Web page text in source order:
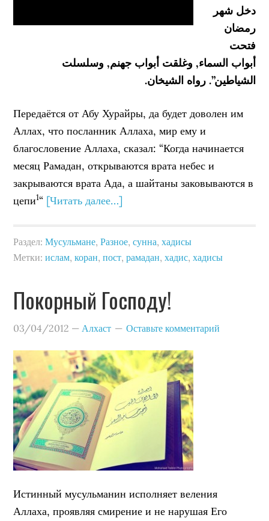
دخل شهر
رمضان
فتحت
أبواب السماء, وغلقت أبواب جهنم, وسلسلت
الشياطين”. رواه الشيخان.
Передаётся от Абу Хурайры, да будет доволен им
Аллах, что посланник Аллаха, мир ему и
благословение Аллаха, сказал: “Когда начинается
месяц Рамадан, открываются врата небес и
закрываются врата Ада, а шайтаны заковываются в
цепи1“ [Читать далее…]
Раздел:Мусульмане,Разное,сунна,хадисы
Метки:ислам,коран,пост,рамадан,хадис,хадисы
Покорный Господу!
03/04/2012 —Алхаст Оставьте комментарий
Истинный мусульманин исполняет веления
Аллаха, проявляя смирение и не нарушая Его